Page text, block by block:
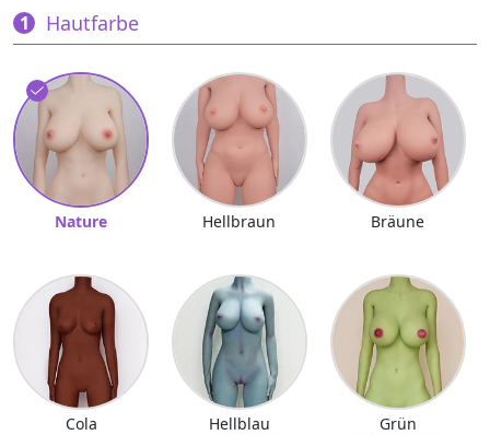
Hautfarbe
Nature Hellbraun Bräune
Cola
Hellblau
Grün